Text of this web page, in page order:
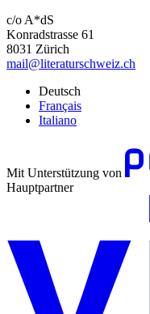
c/o A*dS
Konradstrasse 61
8031 Zürich
mail@literaturschweiz.ch
Deutsch
Français
Italiano
Mit Unterstützung von
Hauptpartner